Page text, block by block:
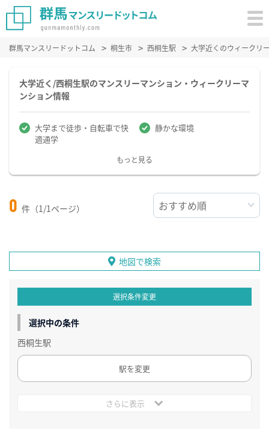
群馬マンスリードットコム 桐生市 西桐生駅 大学近くのウィークリ
大学近く/西桐生駅のマンスリーマンション・ウィークリーマ
ンション情報
大学まで徒歩・自転車で快
適通学
静かな環境
もっと見る
0 件（1/1ページ）
地図で検索
選択条件変更
選択中の条件
西桐生駅
駅を変更
さらに表示